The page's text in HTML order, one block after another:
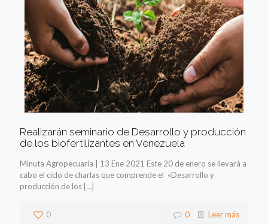
Realizarán seminario de Desarrollo y producción
de los biofertilizantes en Venezuela
Minuta Agropecuaria | 13 Ene 2021 Este 20 de enero se llevará a
cabo el ciclo de charlas que comprende el «Desarrollo y
producción de los […]
0 0 Leer más